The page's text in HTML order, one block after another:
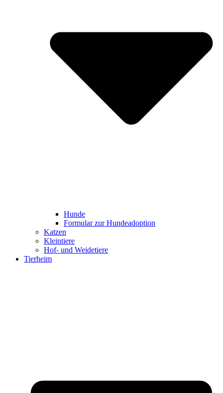
Hunde
Formular zur Hundeadoption
Katzen
Kleintiere
Hof- und Weidetiere
Tierheim